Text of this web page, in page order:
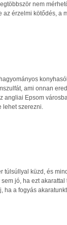
nem
érzelmi kötődés, a
ami onnan
angliai Epsom
szerezni.
túlsúllyal küzd, és
jó, ha ezt
ha a fogyás